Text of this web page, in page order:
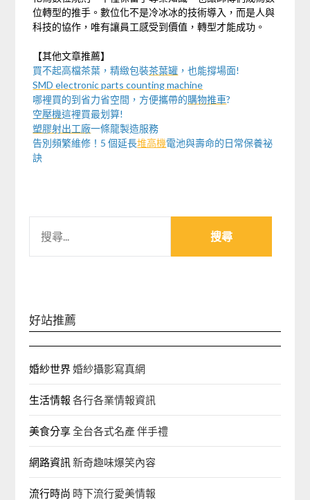
位轉型的推手。數位化不是冷冰冰的技術導入，而是人與
科技的協作，唯有讓員工感受到價值，轉型才能成功。
【其他文章推薦】
買不起高檔茶葉，精緻包裝茶葉罐 ，也能撐場面!
SMD electronic parts counting machine
哪裡買的到省力省空間，方便攜帶的購物推車?
空壓機這裡買最划算!
塑膠射出工廠一條龍製造服務
告別頻繁維修！5 個延長堆高機電池與壽命的日常保養祕
訣
關
好站推薦
婚紗世界婚紗攝影寫真網
生活情報 各行各業情報資訊
美食分享全台各式名產 伴手禮
網路資訊 新奇趣味爆笑內容
流行時尚 時下流行愛美情報